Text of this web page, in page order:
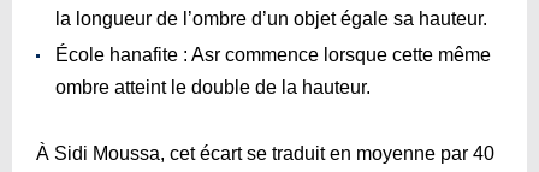
la longueur de l’ombre d’un objet égale sa hauteur.
École hanafite : Asr commence lorsque cette même
ombre atteint le double de la hauteur.
À Sidi Moussa, cet écart se traduit en moyenne par 40